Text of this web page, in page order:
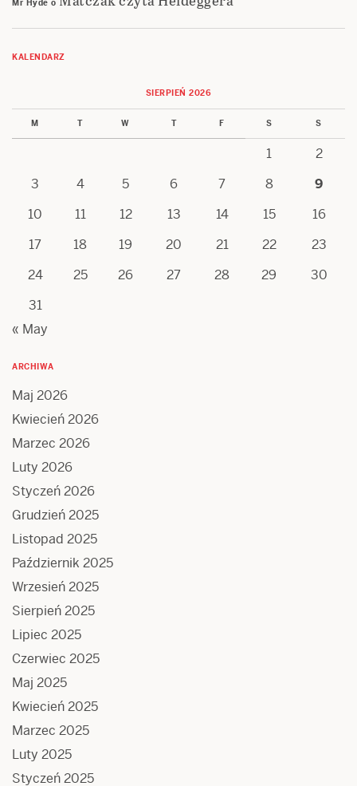
Mr Hyde o
KALENDARZ
SIERPIEŃ 2026
M T W T F S S
1
2
3
4 5 6 7 8
9
10
11 12 13 14 15
16
17
18 19 20 21 22
23
24
25 26 27 28 29
30
31
« May
ARCHIWA
Maj 2026
Kwiecień 2026
Marzec 2026
Luty 2026
Styczeń 2026
Grudzień 2025
Listopad 2025
Październik 2025
Wrzesień 2025
Sierpień 2025
Lipiec 2025
Czerwiec 2025
Maj 2025
Kwiecień 2025
Marzec 2025
Luty 2025
Styczeń 2025